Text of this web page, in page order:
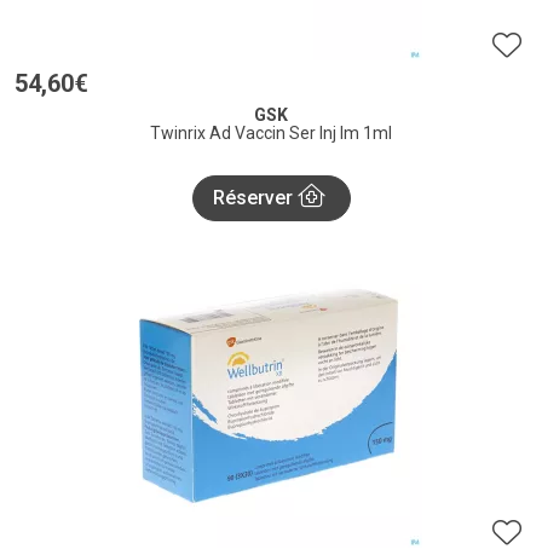
54,60€
GSK
Twinrix Ad Vaccin Ser Inj Im 1ml
Réserver